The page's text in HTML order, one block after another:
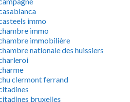
immo
immo
immobilière
nationale des huissiers
clermont ferrand
bruxelles